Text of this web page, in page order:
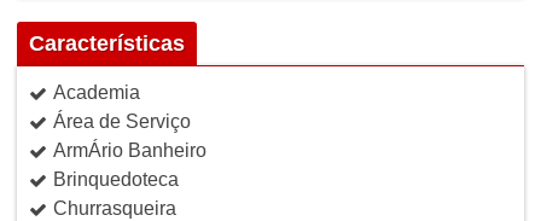
Características
Academia
Área de Serviço
ArmÁrio Banheiro
Brinquedoteca
Churrasqueira